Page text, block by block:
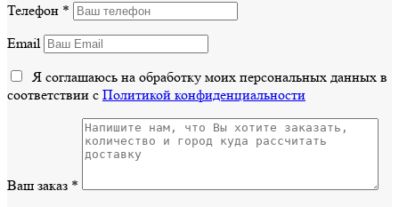
Телефон *
Email
Я соглашаюсь на обработку моих персональных данных в
соответствии с Политикой конфиденциальности
Ваш заказ *